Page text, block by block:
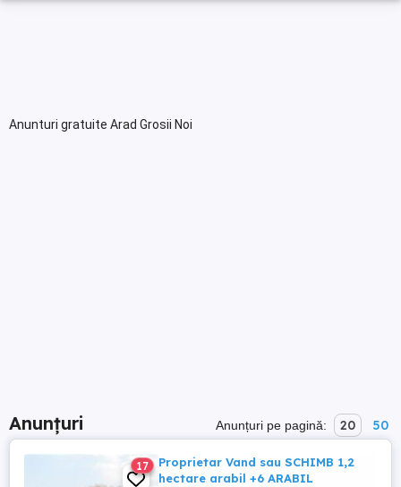
Anunturi gratuite Arad Grosii Noi
Anunțuri Anunțuri pe pagină: 20 50
17
Proprietar Vand sau SCHIMB 1,2
hectare arabil +6 ARABIL